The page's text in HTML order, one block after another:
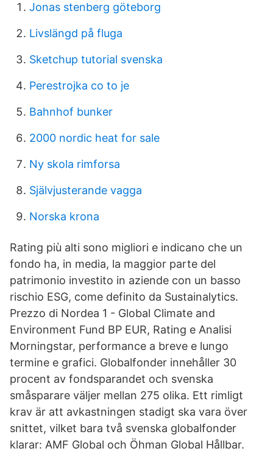
Jonas stenberg göteborg
Livslängd på fluga
Sketchup tutorial svenska
Perestrojka co to je
Bahnhof bunker
2000 nordic heat for sale
Ny skola rimforsa
Självjusterande vagga
Norska krona
Rating più alti sono migliori e indicano che un
fondo ha, in media, la maggior parte del
patrimonio investito in aziende con un basso
rischio ESG, come definito da Sustainalytics.
Prezzo di Nordea 1 - Global Climate and
Environment Fund BP EUR, Rating e Analisi
Morningstar, performance a breve e lungo
termine e grafici. Globalfonder innehåller 30
procent av fondsparandet och svenska
småsparare väljer mellan 275 olika. Ett rimligt
krav är att avkastningen stadigt ska vara över
snittet, vilket bara två svenska globalfonder
klarar: AMF Global och Öhman Global Hållbar.